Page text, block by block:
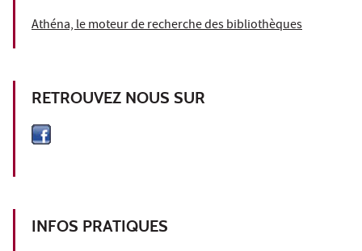
Athéna, le moteur de recherche des bibliothèques
RETROUVEZ NOUS SUR
INFOS PRATIQUES